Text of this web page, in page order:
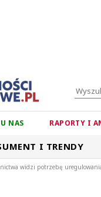
NAS RAPORTY I
I TRENDY
widzi potrzebę